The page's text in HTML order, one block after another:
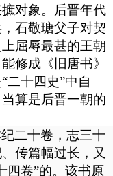
对象。后晋年代
石敬瑭父子对契
屈辱最甚的王朝
修成《旧唐书》
二十四史”中自
算是后晋一朝的
二十卷，志三十
传篇幅过长，又
四卷”的。该书原